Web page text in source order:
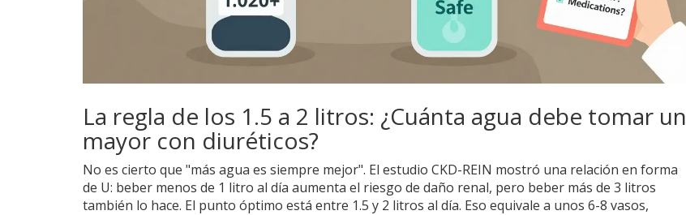
La regla de los 1.5 a 2 litros: ¿Cuánta agua debe tomar un
mayor con diuréticos?
No es cierto que "más agua es siempre mejor". El estudio CKD-REIN mostró una relación en forma
de U: beber menos de 1 litro al día aumenta el riesgo de daño renal, pero beber más de 3 litros
también lo hace. El punto óptimo está entre 1.5 y 2 litros al día. Eso equivale a unos 6-8 vasos,